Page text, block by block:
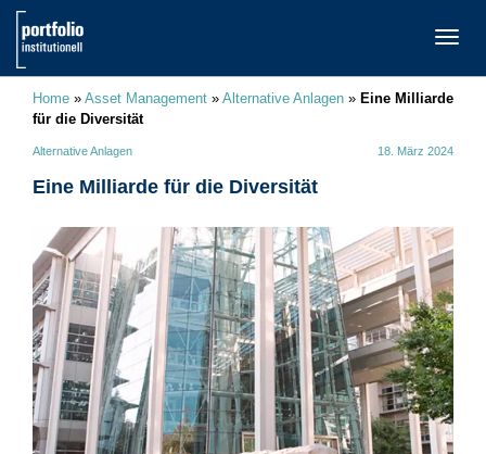
Home » Asset Management » Alternative Anlagen » Eine Milliarde
für die Diversität
Alternative Anlagen 18. März 2024
Eine Milliarde für die Diversität